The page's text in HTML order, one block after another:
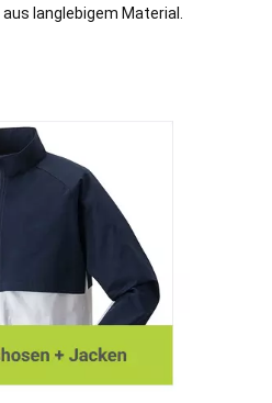
langlebigem Material.